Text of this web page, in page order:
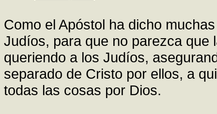
Como el Apóstol ha dicho
Judíos, para que no parezca que
queriendo a los Judíos,
separado de Cristo por ellos, a
todas las cosas por Dios.